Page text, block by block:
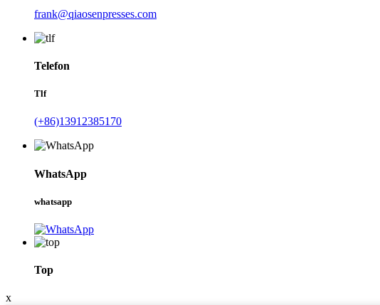
frank@qiaosenpresses.com
Telefon
Tlf
(+86)13912385170
WhatsApp
whatsapp
Top
x